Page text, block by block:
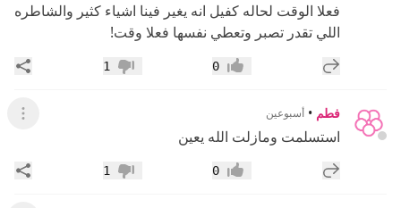
فعلا الوقت لحاله كفيل انه يغير فينا اشياء كثير والشاطره
اللي تقدر تصبر وتعطي نفسها فعلا وقت!
إضافة رد جديد إعجاب0 عدم إعجاب
1
فطم • أسبوعين عرض
استسلمت ومازلت الله يعين
إضافة رد جديد إعجاب0 عدم إعجاب
1